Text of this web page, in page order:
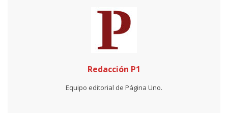
Redacción P1
Equipo editorial de Página Uno.